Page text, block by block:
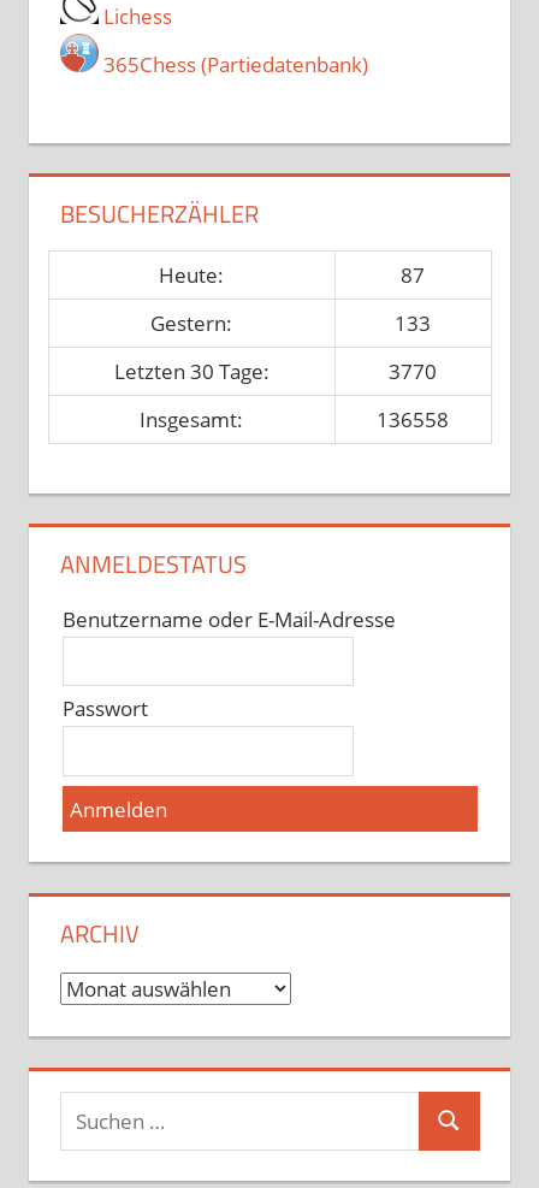
Lichess
365Chess (Partiedatenbank)
BESUCHERZÄHLER
Heute:
87
Gestern:
133
Letzten 30 Tage:
3770
Insgesamt:
136558
ANMELDESTATUS
Benutzername oder E-Mail-Adresse
Passwort
ARCHIV
Archiv
Suchen
Suchen